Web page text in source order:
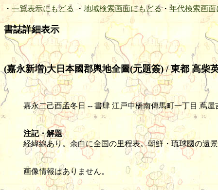
・ 一覧表示にもどる ・ 地域検索画面にもどる・ 年代検索画面
書誌詳細表示
(嘉永新増)大日本國郡輿地全圖(元題簽) / 東都 高柴
嘉永二己酉孟冬日 -- 書肆 江戸中橋南傳馬町一丁目 蔦屋
注記・解題
経緯線あり。余白に全国の里程表。朝鮮・琉球國の遠
画像情報はありません。